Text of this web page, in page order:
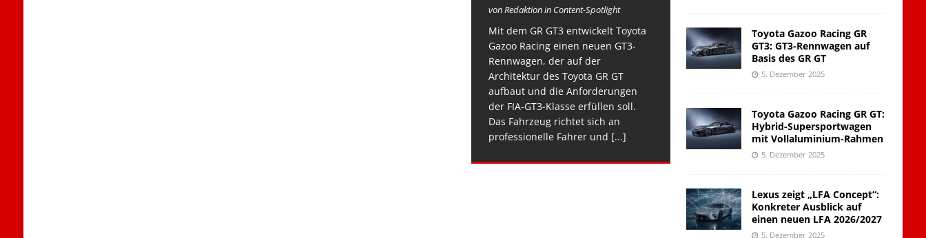
von Redaktion in Content-Spotlight
Mit dem GR GT3 entwickelt Toyota
Gazoo Racing einen neuen GT3-
Rennwagen, der auf der
Architektur des Toyota GR GT
aufbaut und die Anforderungen
der FIA-GT3-Klasse erfüllen soll.
Das Fahrzeug richtet sich an
professionelle Fahrer und [...]
Toyota Gazoo Racing GR
GT3: GT3-Rennwagen auf
Basis des GR GT
5. Dezember 2025
Toyota Gazoo Racing GR GT:
Hybrid-Supersportwagen
mit Vollaluminium-Rahmen
5. Dezember 2025
Lexus zeigt „LFA Concept“:
Konkreter Ausblick auf
einen neuen LFA 2026/2027
5. Dezember 2025